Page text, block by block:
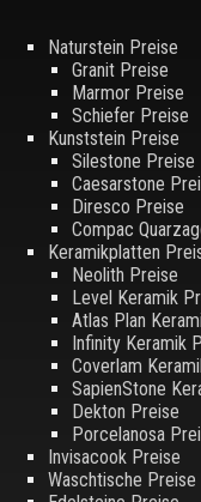
Naturstein Preise
Granit Preise
Marmor Preise
Schiefer Preise
Kunststein Preise
Silestone Preise
Caesarstone
Diresco Preise
Compac
Keramikplatten
Neolith Preise
Level Keramik
Atlas Plan
Infinity Keramik
Coverlam
SapienStone
Dekton Preise
Porcelanosa
Invisacook Preise
Waschtische Preise